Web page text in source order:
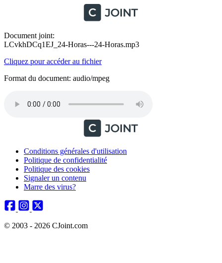
Document joint:
LCvkhDCq1EJ_24-Horas---24-Horas.mp3
Cliquez pour accéder au fichier
Format du document: audio/mpeg
Conditions générales d'utilisation
Politique de confidentialité
Politique des cookies
Signaler un contenu
Marre des virus?
© 2003 - 2026 CJoint.com